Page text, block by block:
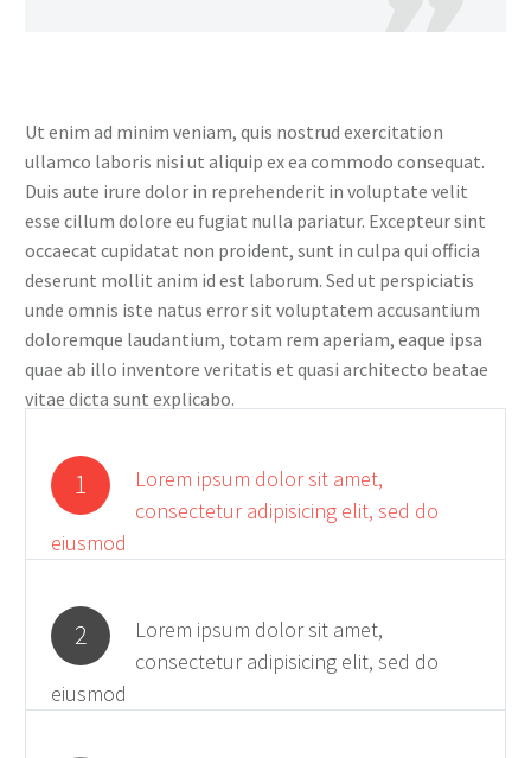
Ut enim ad minim veniam, quis nostrud exercitation
ullamco laboris nisi ut aliquip ex ea commodo consequat.
Duis aute irure dolor in reprehenderit in voluptate velit
esse cillum dolore eu fugiat nulla pariatur. Excepteur sint
occaecat cupidatat non proident, sunt in culpa qui officia
deserunt mollit anim id est laborum. Sed ut perspiciatis
unde omnis iste natus error sit voluptatem accusantium
doloremque laudantium, totam rem aperiam, eaque ipsa
quae ab illo inventore veritatis et quasi architecto beatae
vitae dicta sunt explicabo.
1
Lorem ipsum dolor sit amet,
consectetur adipisicing elit, sed do
eiusmod
2
Lorem ipsum dolor sit amet,
consectetur adipisicing elit, sed do
eiusmod